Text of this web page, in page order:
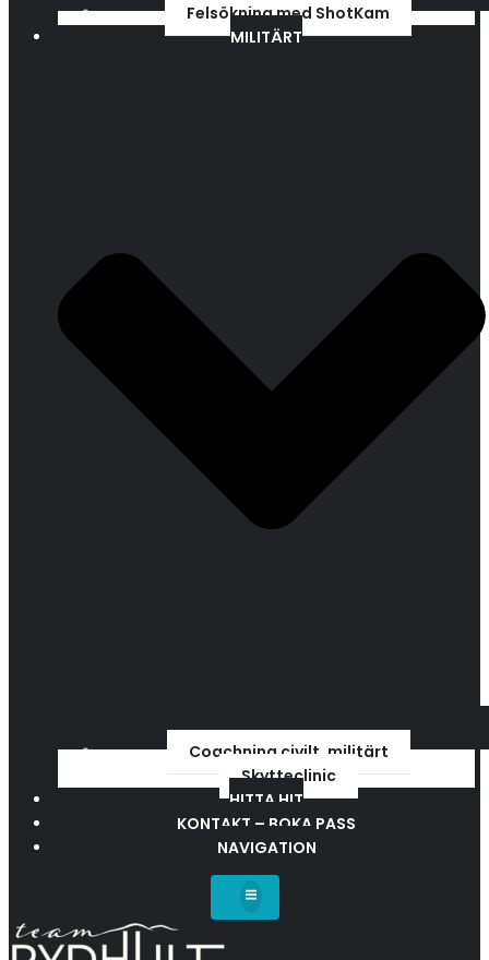
Felsökning med ShotKam
MILITÄRT
Coachning civilt, militärt
Skytteclinic
HITTA HIT
KONTAKT – BOKA PASS
NAVIGATION